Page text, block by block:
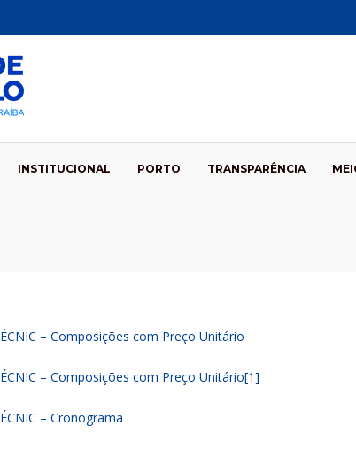
INSTITUCIONAL PORTO TRANSPARÊNCIA
– Composições com Preço Unitário
– Composições com Preço Unitário[1]
– Cronograma